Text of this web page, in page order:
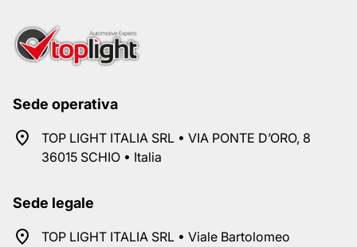
Sede operativa
TOP LIGHT ITALIA SRL • VIA PONTE D’ORO, 8
36015 SCHIO • Italia
Sede legale
TOP LIGHT ITALIA SRL • Viale Bartolomeo